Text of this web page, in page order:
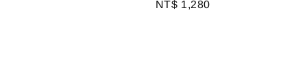
Regular
NT$ 1,280